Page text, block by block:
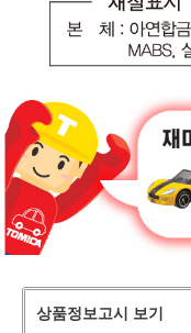
상품정보고시 보기